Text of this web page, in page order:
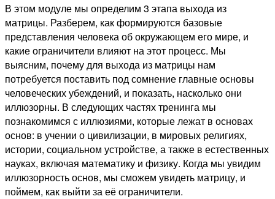
В этом модуле мы определим 3 этапа выхода из
матрицы. Разберем, как формируются базовые
представления человека об окружающем его мире, и
какие ограничители влияют на этот процесс. Мы
выясним, почему для выхода из матрицы нам
потребуется поставить под сомнение главные основы
человеческих убеждений, и показать, насколько они
иллюзорны. В следующих частях тренинга мы
познакомимся с иллюзиями, которые лежат в основах
основ: в учении о цивилизации, в мировых религиях,
истории, социальном устройстве, а также в естественных
науках, включая математику и физику. Когда мы увидим
иллюзорность основ, мы сможем увидеть матрицу, и
поймем, как выйти за её ограничители.